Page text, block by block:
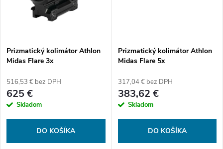
Prizmatický kolimátor Athlon
Midas Flare 3x
516,53 € bez DPH
625 €
Skladom
DO KOŠÍKA
Prizmatický kolimátor Athlon
Midas Flare 5x
317,04 € bez DPH
383,62 €
Skladom
DO KOŠÍKA